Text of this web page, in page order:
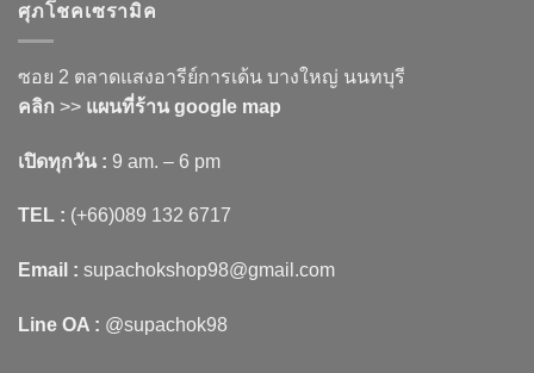
ศุภโชคเซรามิค
ซอย 2 ตลาดแสงอารีย์การเด้น บางใหญ่ นนทบุรี
คลิก >> แผนที่ร้าน google map
เปิดทุกวัน : 9 am. – 6 pm
TEL : (+66)089 132 6717
Email : supachokshop98@gmail.com
Line OA : @supachok98